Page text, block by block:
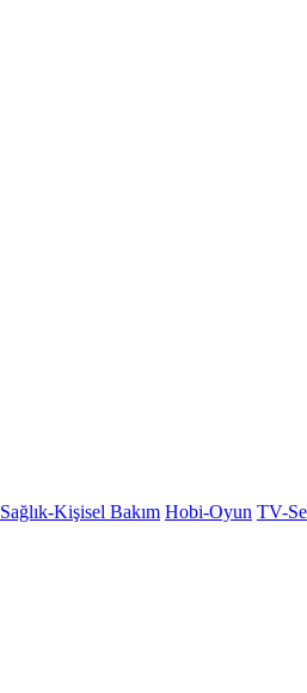
Sağlık-Kişisel Bakım Hobi-Oyun TV-